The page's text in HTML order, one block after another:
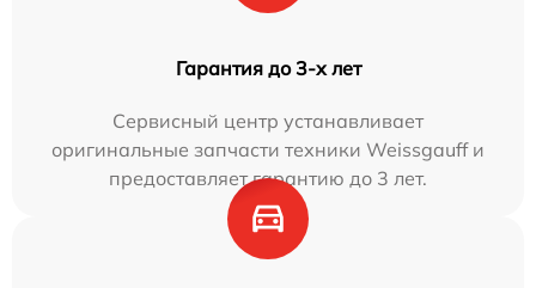
Гарантия до 3-х лет
Сервисный центр устанавливает
оригинальные запчасти техники Weissgauff и
предоставляет гарантию до 3 лет.